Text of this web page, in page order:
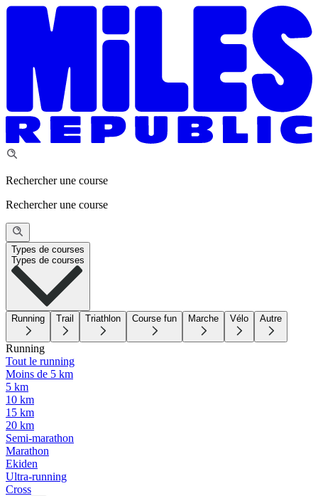
Rechercher une course
Rechercher une course
Types de courses
Types de courses
Running Trail Triathlon Course fun Marche Vélo Autre
Running
Tout le running
Moins de 5 km
5 km
10 km
15 km
20 km
Semi-marathon
Marathon
Ekiden
Ultra-running
Cross